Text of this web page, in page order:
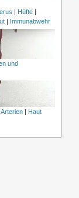
Hüfte|
Immunabwehr
und
| Haut